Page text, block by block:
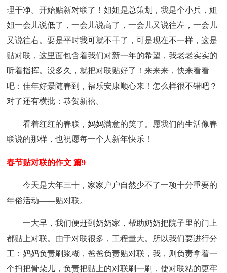
理干净。开始贴新对联了！姐姐是总策划，我是个小兵，姐
姐一会儿说低了，一会儿说高了，一会儿又说往左，一会儿
又说往右。要是平时我可就不干了，可是现在不一样，这是
贴对联，这里面包含着我们对新一年的希望，我老老实实的
听着指挥。没多久，就把对联贴好了！来来来，快来看看
吧：佳年好景随春到，福乐安康顺心来！怎么样很不错吧？
对了还有横批：恭贺新禧。
看着红红的春联，妈妈满意的笑了。愿我们的生活像春
联说的那样，也祝愿每一个人新年快乐！
春节贴对联的作文 篇9
今天是大年三十，家家户户自然少不了一项十分重要的
年俗活动——贴对联。
一大早，我们便赶到奶奶家，帮助奶奶把院子里的门上
都贴上对联。由于对联很多，工程量大。所以我们要进行分
工：妈妈负责刷浆糊，爸爸负责贴对联，我，则负责拿着一
个扫把骨朵儿，负责把贴上的对联刷一刷，使对联粘的更牢